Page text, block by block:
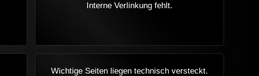
Interne Verlinkung fehlt.
Wichtige Seiten liegen technisch versteckt.